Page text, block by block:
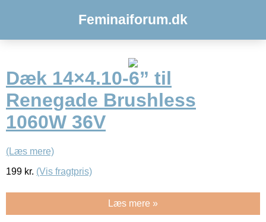
Feminaiforum.dk
Dæk 14×4.10-6” til
Renegade Brushless
1060W 36V
(Læs mere)
199 kr. (Vis fragtpris)
Læs mere »